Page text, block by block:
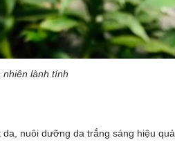
lành tính
nuôi dưỡng da trắng sáng hiệu quả.